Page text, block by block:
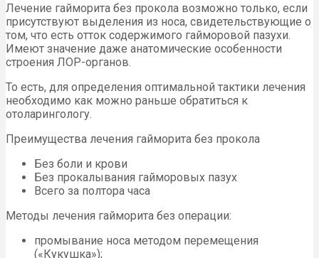
Лечение гайморита без прокола возможно только, если
присутствуют выделения из носа, свидетельствующие о
том, что есть отток содержимого гайморовой пазухи.
Имеют значение даже анатомические особенности
строения ЛОР-органов.
То есть, для определения оптимальной тактики лечения
необходимо как можно раньше обратиться к
отоларингологу.
Преимущества лечения гайморита без прокола
Без боли и крови
Без прокалывания гайморовых пазух
Всего за полтора часа
Методы лечения гайморита без операции:
промывание носа методом перемещения
(«Кукушка»);